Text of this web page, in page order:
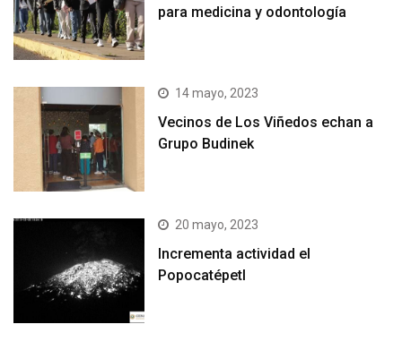
para medicina y odontología
14 mayo, 2023
Vecinos de Los Viñedos echan a
Grupo Budinek
20 mayo, 2023
Incrementa actividad el
Popocatépetl